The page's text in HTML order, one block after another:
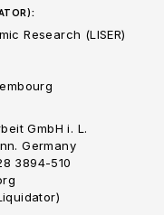
Research (LISER)
GmbH i. L.
Germany
3894-510